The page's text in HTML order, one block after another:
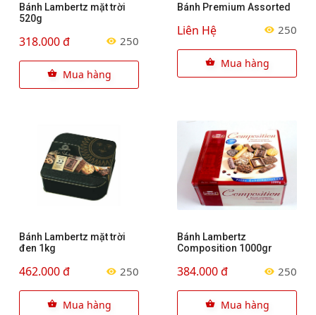
Bánh Lambertz mặt trời
520g
318.000 đ 250
Mua hàng
Bánh Premium Assorted
Liên Hệ 250
Mua hàng
Bánh Lambertz mặt trời
đen 1kg
462.000 đ 250
Mua hàng
Bánh Lambertz
Composition 1000gr
384.000 đ 250
Mua hàng